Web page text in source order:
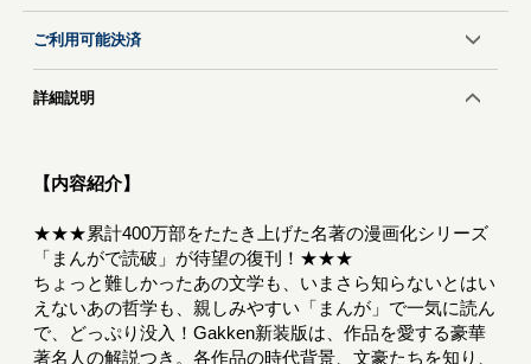
ご利用可能決済
詳細説明
【内容紹介】
★★★累計400万部をたたき上げた名著の漫画化シリーズ
「まんがで読破」が待望の復刊！★★★
ちょっと難しかったあの文学も、いまさら知らないとはい
えないあの哲学も、親しみやすい「まんが」で一気に読ん
で、どっぷり没入！Gakken新装版は、作品を愛する豪華
著名人の解説つき。各作品の時代背景、文豪たちを知り、